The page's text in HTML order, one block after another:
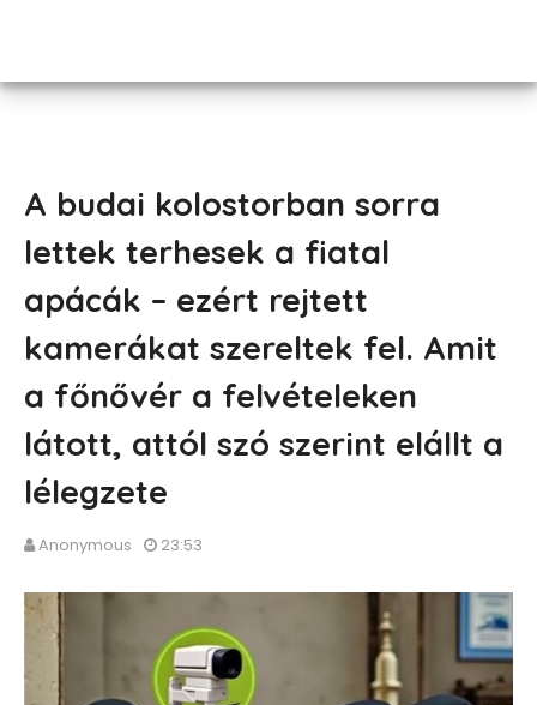
A budai kolostorban sorra
lettek terhesek a fiatal
apácák – ezért rejtett
kamerákat szereltek fel. Amit
a főnővér a felvételeken
látott, attól szó szerint elállt a
lélegzete
Anonymous 23:53